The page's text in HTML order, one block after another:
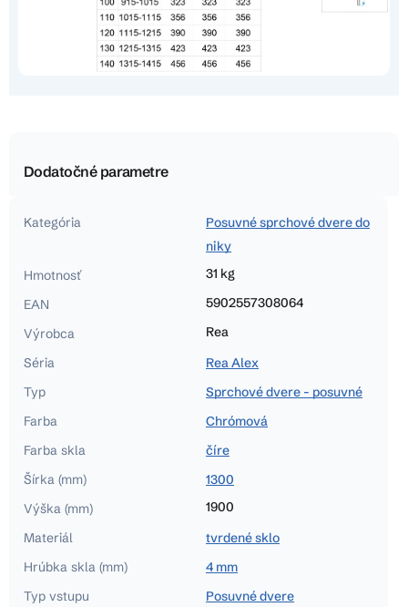
Dodatočné parametre
Kategória
Posuvné sprchové dvere do
niky
Hmotnosť
31 kg
EAN
5902557308064
Výrobca
Rea
Séria
Rea Alex
Typ
Sprchové dvere - posuvné
Farba
Chrómová
Farba skla
číre
Šírka (mm)
1300
Výška (mm)
1900
Materiál
tvrdené sklo
Hrúbka skla (mm)
4 mm
Typ vstupu
Posuvné dvere